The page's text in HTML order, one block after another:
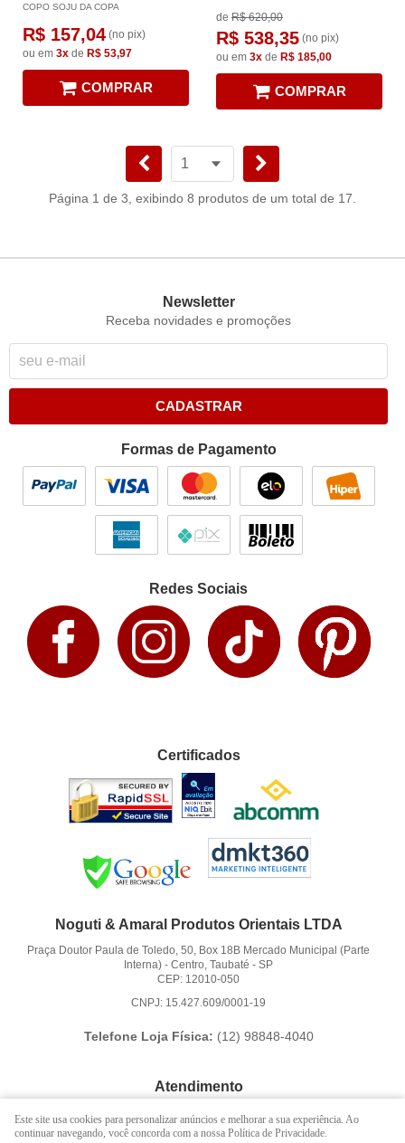
COPO SOJU DA COPA
R$ 157,04 (no pix)
ou em 3x de R$ 53,97
COMPRAR
de R$ 620,00
R$ 538,35 (no pix)
ou em 3x de R$ 185,00
COMPRAR
Página 1 de 3, exibindo 8 produtos de um total de 17.
Newsletter
Receba novidades e promoções
CADASTRAR
Formas de Pagamento
Redes Sociais
Certificados
Noguti & Amaral Produtos Orientais LTDA
Praça Doutor Paula de Toledo, 50, Box 18B Mercado Municipal (Parte
Interna) -Centro, Taubaté -SP
CEP: 12010-050
CNPJ: 15.427.609/0001-19
Telefone Loja Física: (12) 98848-4040
Atendimento
(12) 3621-6262
(12)98848-4040
Este site usa cookies para personalizar anúncios e melhorar a sua experiência. Ao
continuar navegando, você concorda com a nossa Política de Privacidade.